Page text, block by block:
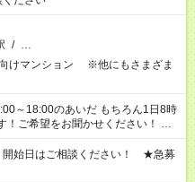
/ …
向けマンション ※他にもさまざま
～18:00のあいだ もちろん1日8時
！ご希望をお聞かせください！ ★
場合も遠慮なくご相談ください。
必要です
開始日はご相談ください！ ★急募